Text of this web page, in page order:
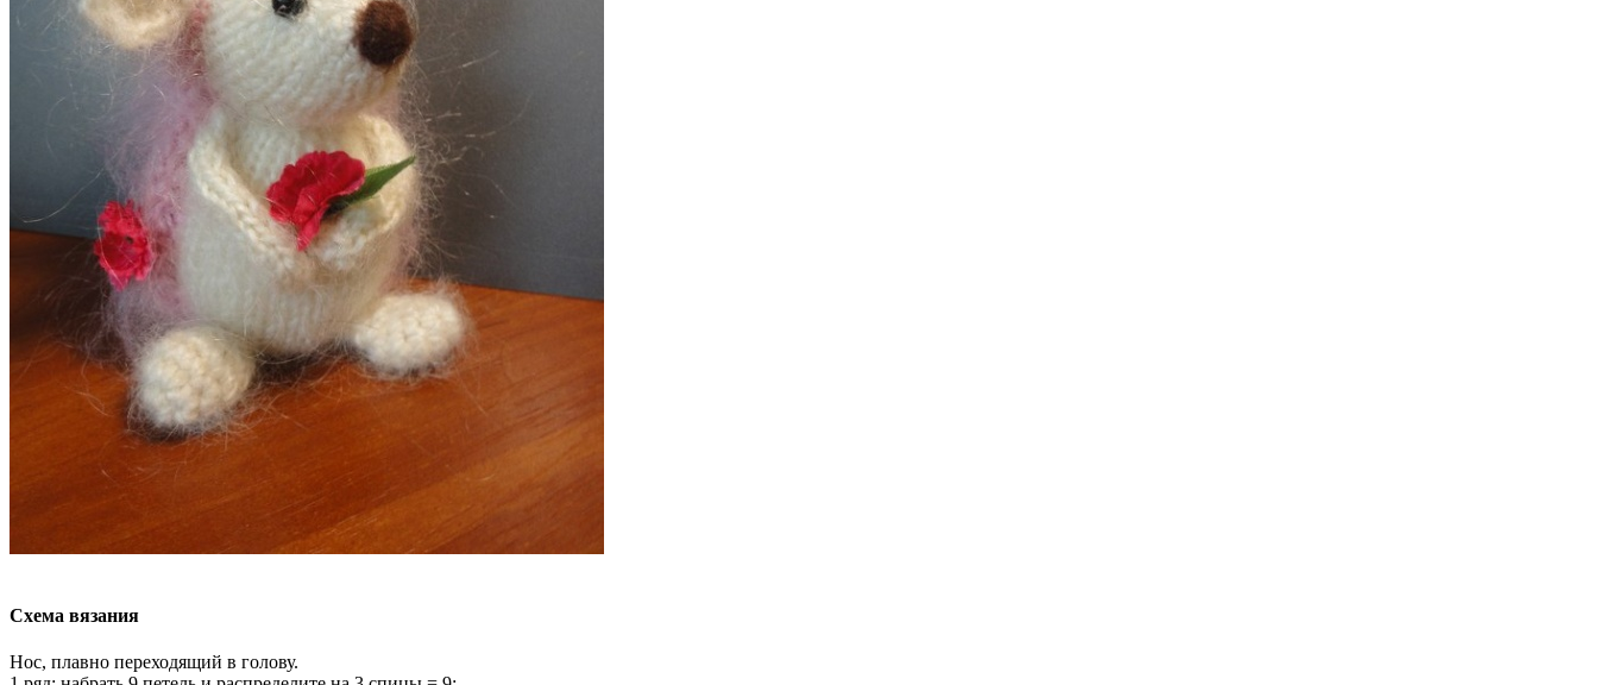
Схема вязания
Нос, плавно переходящий в голову.